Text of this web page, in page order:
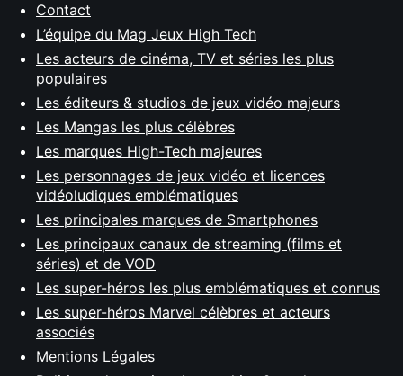
Contact
L’équipe du Mag Jeux High Tech
Les acteurs de cinéma, TV et séries les plus
populaires
Les éditeurs & studios de jeux vidéo majeurs
Les Mangas les plus célèbres
Les marques High-Tech majeures
Les personnages de jeux vidéo et licences
vidéoludiques emblématiques
Les principales marques de Smartphones
Les principaux canaux de streaming (films et
séries) et de VOD
Les super-héros les plus emblématiques et connus
Les super-héros Marvel célèbres et acteurs
associés
Mentions Légales